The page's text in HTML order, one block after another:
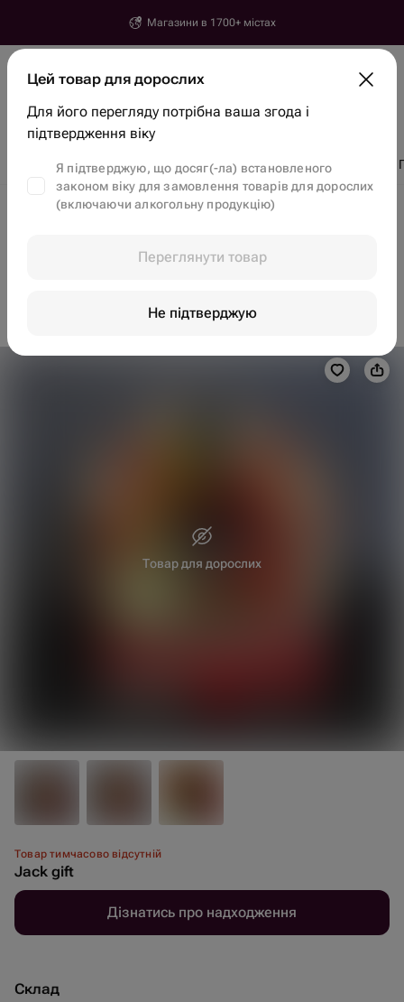
Магазини в 1700+ містах
Місто, вулиця, будинок
Знайти товари та магазини
Знижки Тренди Квіти Бенто торти Полуниця в шоколаді
Доставка квітів в Єревані Їстівні букети в Єревані
Цього товару поки немає, але ви можете знайти
Товар тимчасово відсутній
Jack gift
Дізнатись про надходження
Склад
Товар для дорослих
Цей товар для дорослих
Для його перегляду потрібна ваша згода і
підтвердження віку
Я підтверджую, що досяг(-ла) встановленого
законом віку для замовлення товарів для дорослих
(включаючи алкогольну продукцію)
Не підтверджую
Переглянути товар